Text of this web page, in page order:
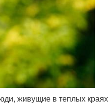
живущие в теплых